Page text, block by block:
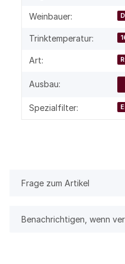
Weinbauer:
Trinktemperatur:
Art:
Ausbau:
Spezialfilter:
Frage zum Artikel
Benachrichtigen, wenn